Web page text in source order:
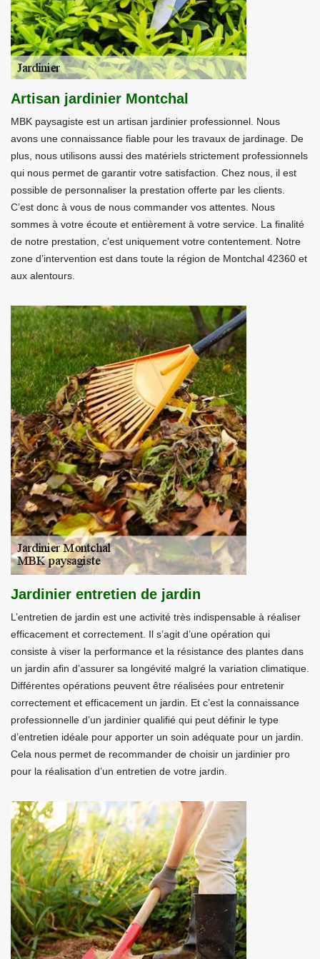
Artisan jardinier Montchal
MBK paysagiste est un artisan jardinier professionnel. Nous
avons une connaissance fiable pour les travaux de jardinage. De
plus, nous utilisons aussi des matériels strictement professionnels
qui nous permet de garantir votre satisfaction. Chez nous, il est
possible de personnaliser la prestation offerte par les clients.
C’est donc à vous de nous commander vos attentes. Nous
sommes à votre écoute et entièrement à votre service. La finalité
de notre prestation, c’est uniquement votre contentement. Notre
zone d’intervention est dans toute la région de Montchal 42360 et
aux alentours.
Jardinier entretien de jardin
L’entretien de jardin est une activité très indispensable à réaliser
efficacement et correctement. Il s’agit d’une opération qui
consiste à viser la performance et la résistance des plantes dans
un jardin afin d’assurer sa longévité malgré la variation climatique.
Différentes opérations peuvent être réalisées pour entretenir
correctement et efficacement un jardin. Et c’est la connaissance
professionnelle d’un jardinier qualifié qui peut définir le type
d’entretien idéale pour apporter un soin adéquate pour un jardin.
Cela nous permet de recommander de choisir un jardinier pro
pour la réalisation d’un entretien de votre jardin.